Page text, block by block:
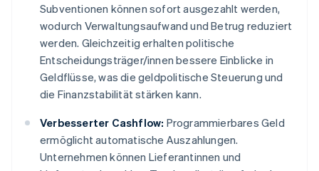
Subventionen können sofort ausgezahlt werden,
wodurch Verwaltungsaufwand und Betrug reduziert
werden. Gleichzeitig erhalten politische
Entscheidungsträger/innen bessere Einblicke in
Geldflüsse, was die geldpolitische Steuerung und
die Finanzstabilität stärken kann.
Verbesserter Cashflow: Programmierbares Geld
ermöglicht automatische Auszahlungen.
Unternehmen können Lieferantinnen und